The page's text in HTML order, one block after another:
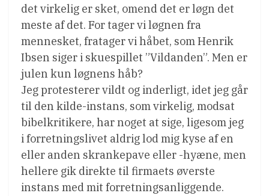
det virkelig er sket, omend det er løgn det
meste af det. For tager vi løgnen fra
mennesket, fratager vi håbet, som Henrik
Ibsen siger i skuespillet ”Vildanden”. Men er
julen kun løgnens håb?
Jeg protesterer vildt og inderligt, idet jeg går
til den kilde-instans, som virkelig, modsat
bibelkritikere, har noget at sige, ligesom jeg
i forretningslivet aldrig lod mig kyse af en
eller anden skrankepave eller -hyæne, men
hellere gik direkte til firmaets øverste
instans med mit forretningsanliggende.